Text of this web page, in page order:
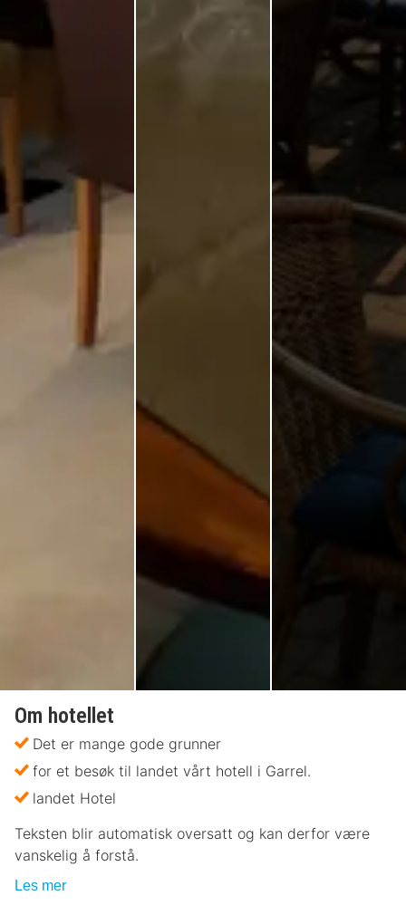
Om hotellet
Det er mange gode grunner
for et besøk til landet vårt hotell i Garrel.
landet Hotel
Teksten blir automatisk oversatt og kan derfor være
vanskelig å forstå.
Les mer